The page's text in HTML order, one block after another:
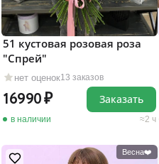
нет оценок13 заказов
51 кустовая розовая роза
"Cпрей"
16990
в наличии 2 ч
Заказать
Весна❤️